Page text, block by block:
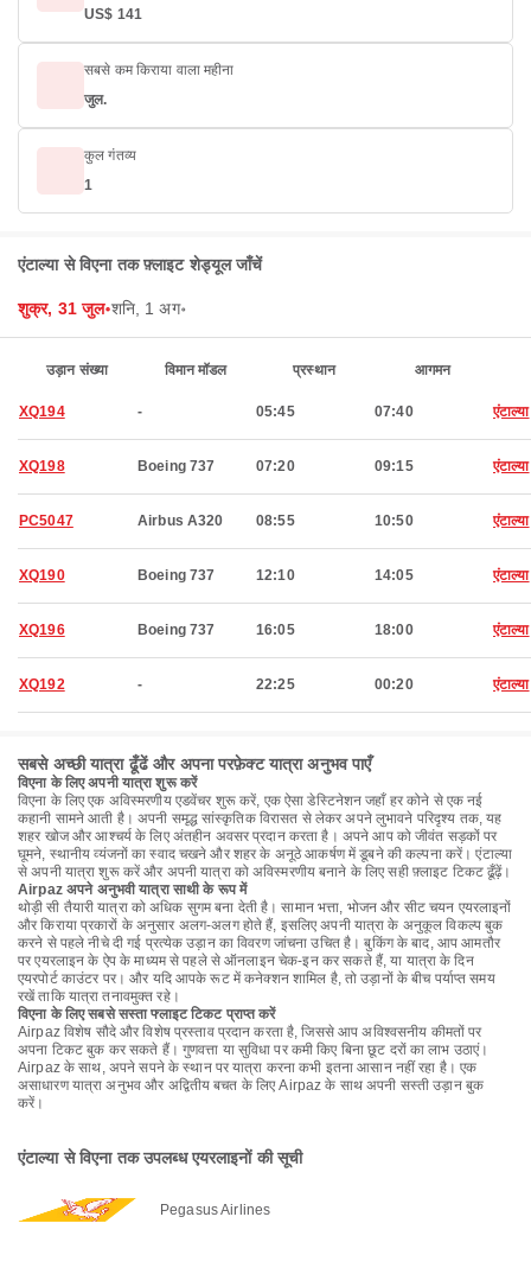
US$ 141
सबसे कम किराया वाला महीना
जुल.
कुल गंतव्य
1
एंटाल्या से विएना तक फ़्लाइट शेड्यूल जाँचें
शुक्र, 31 जुल॰शनि, 1 अग॰
उड़ान संख्या विमान मॉडल प्रस्थान आगमन
XQ194 - 05:45 07:40 एंटाल्या
XQ198 Boeing 737 07:20 09:15 एंटाल्या
PC5047 Airbus A320 08:55 10:50 एंटाल्या
XQ190 Boeing 737 12:10 14:05 एंटाल्या
XQ196 Boeing 737 16:05 18:00 एंटाल्या
XQ192 - 22:25 00:20 एंटाल्या
सबसे अच्छी यात्रा ढूँढें और अपना परफ़ेक्ट यात्रा अनुभव पाएँ
विएना के लिए अपनी यात्रा शुरू करें
विएना के लिए एक अविस्मरणीय एडवेंचर शुरू करें, एक ऐसा डेस्टिनेशन जहाँ हर कोने से एक नई
कहानी सामने आती है। अपनी समृद्ध सांस्कृतिक विरासत से लेकर अपने लुभावने परिदृश्य तक, यह
शहर खोज और आश्चर्य के लिए अंतहीन अवसर प्रदान करता है। अपने आप को जीवंत सड़कों पर
घूमने, स्थानीय व्यंजनों का स्वाद चखने और शहर के अनूठे आकर्षण में डूबने की कल्पना करें। एंटाल्या
से अपनी यात्रा शुरू करें और अपनी यात्रा को अविस्मरणीय बनाने के लिए सही फ़्लाइट टिकट ढूँढ़ें।
Airpaz अपने अनुभवी यात्रा साथी के रूप में
थोड़ी सी तैयारी यात्रा को अधिक सुगम बना देती है। सामान भत्ता, भोजन और सीट चयन एयरलाइनों
और किराया प्रकारों के अनुसार अलग-अलग होते हैं, इसलिए अपनी यात्रा के अनुकूल विकल्प बुक
करने से पहले नीचे दी गई प्रत्येक उड़ान का विवरण जांचना उचित है। बुकिंग के बाद, आप आमतौर
पर एयरलाइन के ऐप के माध्यम से पहले से ऑनलाइन चेक-इन कर सकते हैं, या यात्रा के दिन
एयरपोर्ट काउंटर पर। और यदि आपके रूट में कनेक्शन शामिल है, तो उड़ानों के बीच पर्याप्त समय
रखें ताकि यात्रा तनावमुक्त रहे।
विएना के लिए सबसे सस्ता फ्लाइट टिकट प्राप्त करें
Airpaz विशेष सौदे और विशेष प्रस्ताव प्रदान करता है, जिससे आप अविश्वसनीय कीमतों पर
अपना टिकट बुक कर सकते हैं। गुणवत्ता या सुविधा पर कमी किए बिना छूट दरों का लाभ उठाएं।
Airpaz के साथ, अपने सपने के स्थान पर यात्रा करना कभी इतना आसान नहीं रहा है। एक
असाधारण यात्रा अनुभव और अद्वितीय बचत के लिए Airpaz के साथ अपनी सस्ती उड़ान बुक
करें।
एंटाल्या से विएना तक उपलब्ध एयरलाइनों की सूची
Pegasus Airlines